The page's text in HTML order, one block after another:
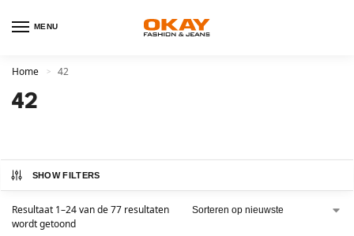
MENU
Home > 42
42
SHOW FILTERS
Resultaat 1–24 van de 77 resultaten
wordt getoond